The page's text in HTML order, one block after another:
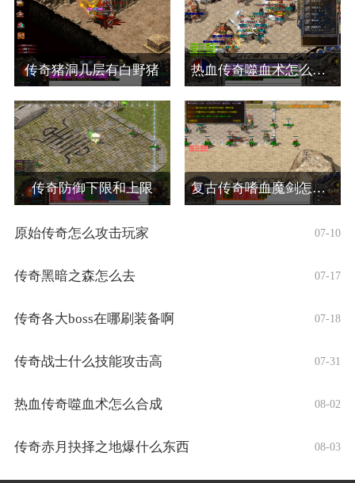
传奇猪洞几层有白野猪 热血传奇噬血术怎么合成
传奇防御下限和上限 复古传奇嗜血魔剑怎么弄的啊
原始传奇怎么攻击玩家 07-10
传奇黑暗之森怎么去 07-17
传奇各大boss在哪刷装备啊 07-18
传奇战士什么技能攻击高 07-31
热血传奇噬血术怎么合成 08-02
传奇赤月抉择之地爆什么东西 08-03